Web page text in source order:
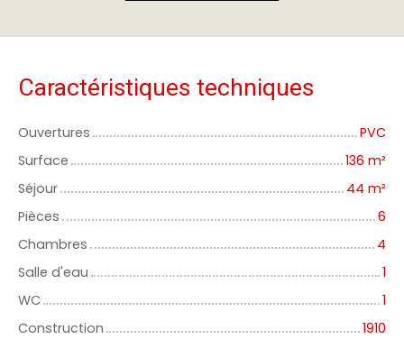
Caractéristiques techniques
Ouvertures
PVC
Surface
136 m²
Séjour
44 m²
Pièces
6
Chambres
4
Salle d'eau
1
WC
1
Construction
1910